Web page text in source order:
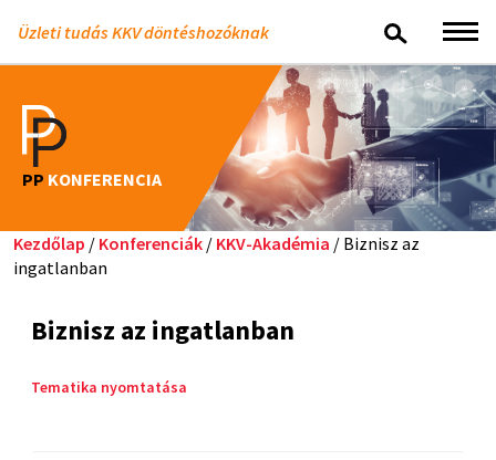
Üzleti tudás KKV döntéshozóknak
PP KONFERENCIA
Kezdőlap / Konferenciák / KKV-Akadémia / Biznisz az
ingatlanban
Biznisz az ingatlanban
Tematika nyomtatása